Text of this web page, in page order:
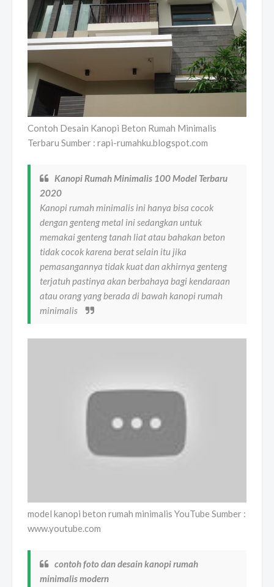
Contoh Desain Kanopi Beton Rumah Minimalis
Terbaru Sumber : rapi-rumahku.blogspot.com
Kanopi Rumah Minimalis 100 Model Terbaru
2020
Kanopi rumah minimalis ini hanya bisa cocok
dengan genteng metal ini sedangkan untuk
memakai genteng tanah liat atau bahakan beton
tidak cocok karena berat selain itu jika
pemasangannya tidak kuat dan akhirnya genteng
terjatuh pastinya akan berbahaya bagi kendaraan
atau orang yang berada di bawah kanopi rumah
minimalis
model kanopi beton rumah minimalis YouTube Sumber :
www.youtube.com
contoh foto dan desain kanopi rumah
minimalis modern